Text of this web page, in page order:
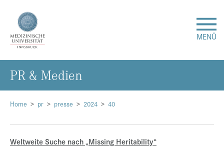
MENÜ
Forschung
Studium & Lehre
Krankenversorgung
Home pr presse 2024 40
Weltweite Suche nach „Missing Heritability“
PR & Me­di­en